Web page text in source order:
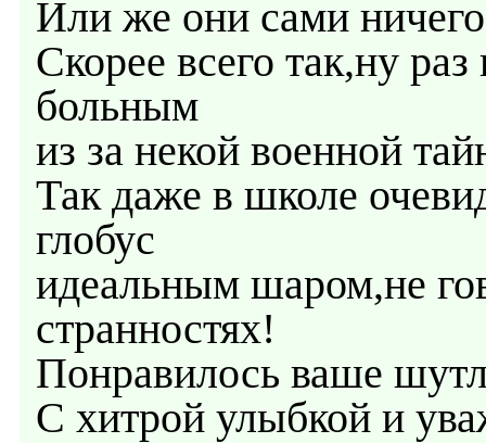
Или же они сами
Скорее всего так,ну
больным
из за некой военной
Так даже в школе
глобус
идеальным шаром,не
странностях!
Понравилось ваше
С хитрой улыбкой и